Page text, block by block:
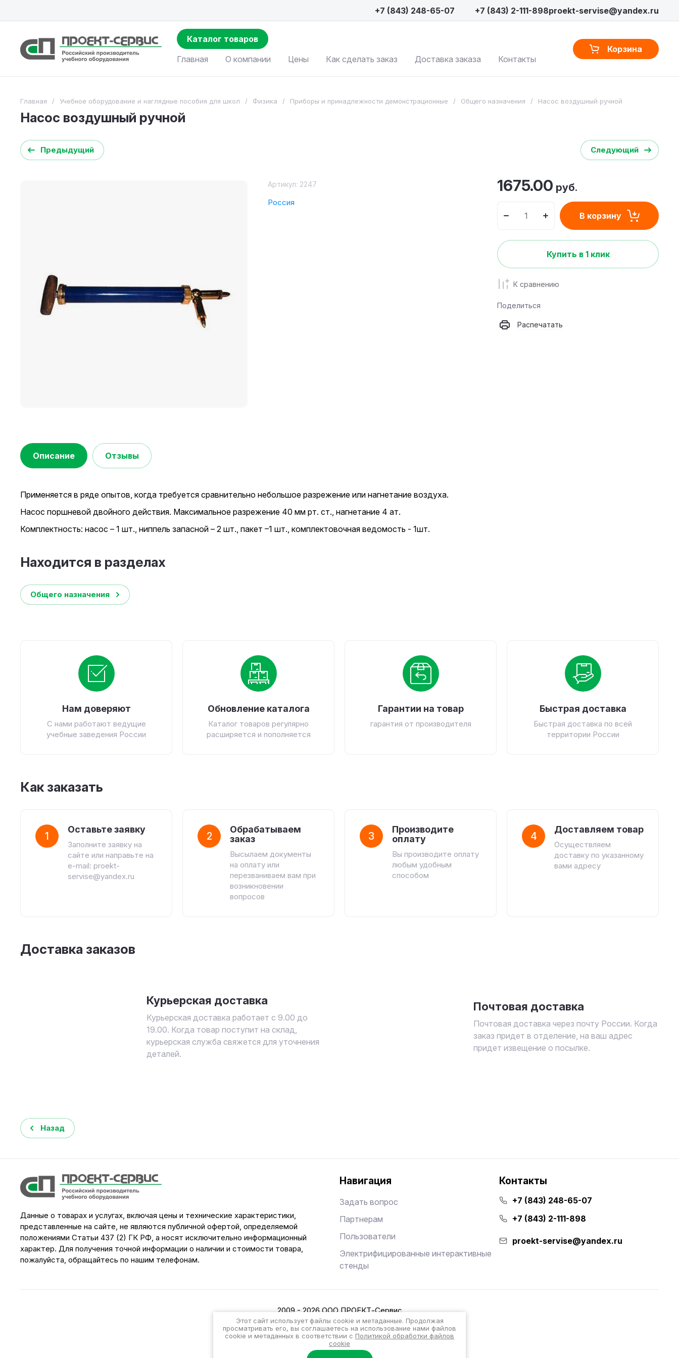
+7 (843) 248-65-07 +7 (843) 2-111-898proekt-servise@yandex.ru
Каталог товаров
Главная
О компании Цены Как сделать заказ Доставка заказа Контакты
Корзина
Главная / Учебное оборудование и наглядные пособия для школ / Физика / Приборы и принадлежности демонстрационные / Общего назначения / Насос воздушный ручной
Насос воздушный ручной
Предыдущий Следующий
Артикул: 2247
Россия
1675.00 руб.
В корзину
Купить в 1 клик
К сравнению
Поделиться
Распечатать
Описание Отзывы
Применяется в ряде опытов, когда требуется сравнительно небольшое разрежение или нагнетание воздуха.
Насос поршневой двойного действия. Максимальное разрежение 40 мм рт. cт., нагнетание 4 ат.
Комплектность: насос – 1 шт., ниппель запасной – 2 шт., пакет –1 шт., комплектовочная ведомость - 1шт.
Находится в разделах
Общего назначения
Нам доверяют
С нами работают ведущие
учебные заведения России
Обновление каталога
Каталог товаров регулярно
расширяется и пополняется
Гарантии на товар
гарантия от производителя
Быстрая доставка
Быстрая доставка по всей
территории России
Как заказать
1
Оставьте заявку
Заполните заявку на
сайте или направьте на
e-mail: proekt-
servise@yandex.ru
2
Обрабатываем
заказ
Высылаем документы
на оплату или
перезваниваем вам при
возникновении
вопросов
3
Производите
оплату
Вы производите оплату
любым удобным
способом
4
Доставляем товар
Осуществляем
доставку по указанному
вами адресу
Доставка заказов
Курьерская доставка
Курьерская доставка работает с 9.00 до
19.00. Когда товар поступит на склад,
курьерская служба свяжется для уточнения
деталей.
Почтовая доставка
Почтовая доставка через почту России. Когда
заказ придет в отделение, на ваш адрес
придет извещение о посылке.
Назад
Данные о товарах и услугах, включая цены и технические характеристики,
представленные на сайте, не являются публичной офертой, определяемой
положениями Статьи 437 (2) ГК РФ, а носят исключительно информационный
характер. Для получения точной информации о наличии и стоимости товара,
пожалуйста, обращайтесь по нашим телефонам.
Навигация
Задать вопрос
Партнерам
Пользователи
Электрифицированные интерактивные
стенды
Контакты
+7 (843) 248-65-07
+7 (843) 2-111-898
proekt-servise@yandex.ru
2009 - 2026 ООО ПРОЕКТ-Сервис
Политика конфиденциальности
Разработка интернет-магазина
Этот сайт использует файлы cookie и метаданные. Продолжая
просматривать его, вы соглашаетесь на использование нами файлов
cookie и метаданных в соответствии с Политикой обработки файлов
cookie